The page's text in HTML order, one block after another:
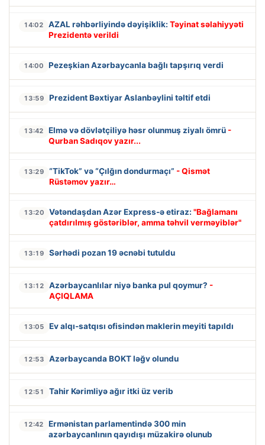
14:02 AZAL rəhbərliyində dəyişiklik: Təyinat səlahiyyəti
Prezidentə verildi
14:00 Pezeşkian Azərbaycanla bağlı tapşırıq verdi
13:59 Prezident Bəxtiyar Aslanbəylini təltif etdi
13:42 Elmə və dövlətçiliyə həsr olunmuş ziyalı ömrü -
Qurban Sadıqov yazır...
13:29 “TikTok” və “Çılğın dondurmaçı” - Qismət
Rüstəmov yazır…
13:20 Vətəndaşdan Azər Express-ə etiraz: "Bağlamanı
çatdırılmış göstəriblər, amma təhvil verməyiblər"
13:19 Sərhədi pozan 19 əcnəbi tutuldu
13:12 Azərbaycanlılar niyə banka pul qoymur? -
AÇIQLAMA
13:05 Ev alqı-satqısı ofisindən maklerin meyiti tapıldı
12:53 Azərbaycanda BOKT ləğv olundu
12:51 Tahir Kərimliyə ağır itki üz verib
12:42
Ermənistan parlamentində 300 min
azərbaycanlının qayıdışı müzakirə olunub